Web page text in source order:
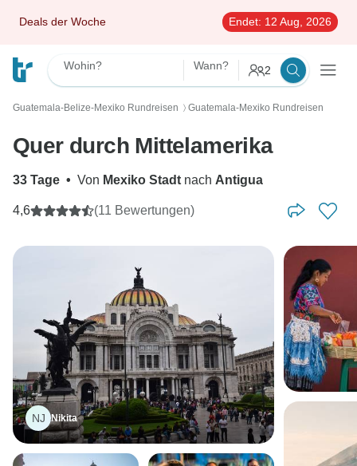
Deals der Woche Endet: 12 Aug, 2026
Wohin? Wann? 2
Guatemala-Belize-Mexiko Rundreisen 〉 Guatemala-Mexiko Rundreisen
Quer durch Mittelamerika
33 Tage • Von Mexiko Stadt nach Antigua
4,6 (11 Bewertungen)
NJ Nikita